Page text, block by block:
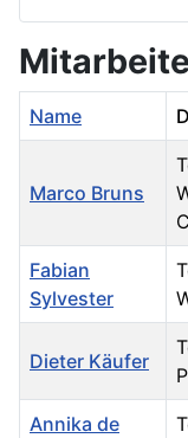
Name
Marco Bruns
Fabian
Sylvester
Dieter Käufer
Annika de